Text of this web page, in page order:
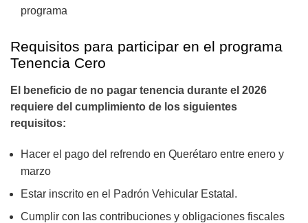
programa
Requisitos para participar en el programa
Tenencia Cero
El beneficio de no pagar tenencia durante el 2026
requiere del cumplimiento de los siguientes
requisitos:
Hacer el pago del refrendo en Querétaro entre enero y
marzo
Estar inscrito en el Padrón Vehicular Estatal.
Cumplir con las contribuciones y obligaciones fiscales